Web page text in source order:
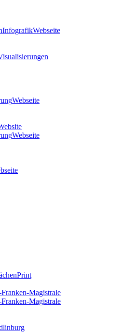
InfografikWebseite
Webseite
Webseite
Print
Magistrale
Magistrale